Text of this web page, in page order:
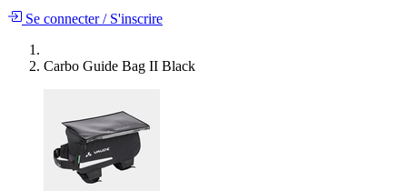
Se connecter/S'inscrire
Carbo Guide Bag II Black